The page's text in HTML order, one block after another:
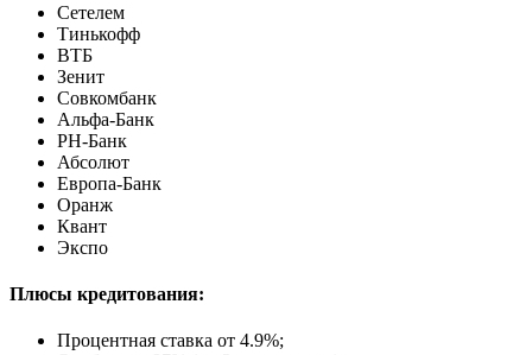
Сетелем
Тинькофф
ВТБ
Зенит
Совкомбанк
Альфа-Банк
РН-Банк
Абсолют
Европа-Банк
Оранж
Квант
Экспо
Плюсы кредитования:
Процентная ставка от 4.9%;